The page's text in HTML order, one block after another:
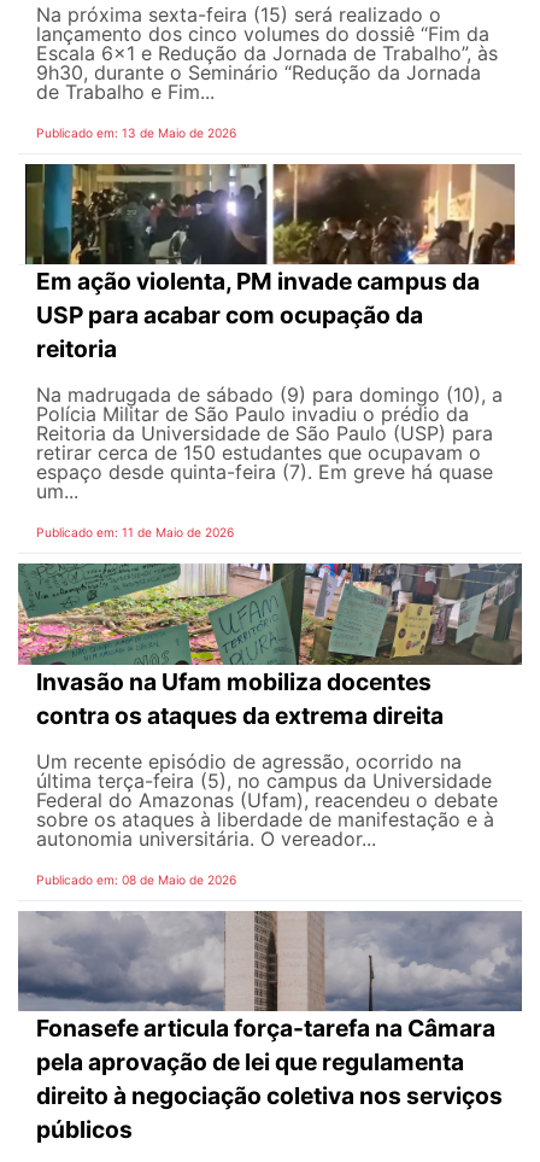
Na próxima sexta-feira (15) será realizado o
lançamento dos cinco volumes do dossiê “Fim da
Escala 6×1 e Redução da Jornada de Trabalho”, às
9h30, durante o Seminário “Redução da Jornada
de Trabalho e Fim...
Publicado em: 13 de Maio de 2026
Em ação violenta, PM invade campus da
USP para acabar com ocupação da
reitoria
Na madrugada de sábado (9) para domingo (10), a
Polícia Militar de São Paulo invadiu o prédio da
Reitoria da Universidade de São Paulo (USP) para
retirar cerca de 150 estudantes que ocupavam o
espaço desde quinta-feira (7). Em greve há quase
um...
Publicado em: 11 de Maio de 2026
Invasão na Ufam mobiliza docentes
contra os ataques da extrema direita
Um recente episódio de agressão, ocorrido na
última terça-feira (5), no campus da Universidade
Federal do Amazonas (Ufam), reacendeu o debate
sobre os ataques à liberdade de manifestação e à
autonomia universitária. O vereador...
Publicado em: 08 de Maio de 2026
Fonasefe articula força-tarefa na Câmara
pela aprovação de lei que regulamenta
direito à negociação coletiva nos serviços
públicos